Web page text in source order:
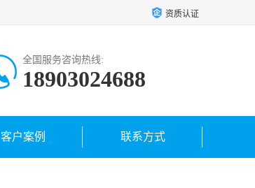
资质认证
全国服务咨询热线:
18903024688
客户案例 联系方式